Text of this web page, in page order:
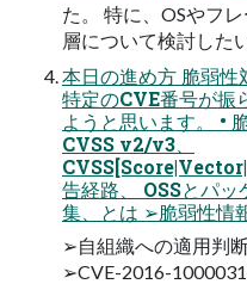
た。 特に、OSやフ
層について検討した
本日の進め方 脆弱性
特定のCVE番号が振
ようと思います。 •
CVSS v2/v3、
告経路、 OSSとパ
集、とは ➢脆弱性情
➢自組織への適用判
➢CVE-2016-